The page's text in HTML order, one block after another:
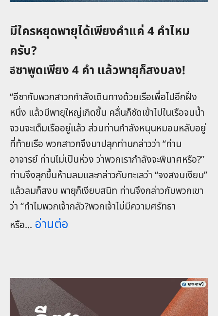
มีใครหยุดพายุได้เพียงคำแค่ 4 คำไหม
ครับ?
อีซาพูดเพียง 4 คำ แล้วพายุก็สงบลง!
“อีซากับพวกสาวกกำลังเดินทางด้วยเรือเพื่อไปอีกฝั่ง
หนึ่ง แล้วมีพายุใหญ่เกิดขึ้น คลื่นก็ซัดเข้าไปในเรือจนน้ำ
จวนจะเต็มเรืออยู่แล้ว ส่วนท่านกำลังหนุนหมอนหลับอยู่
ที่ท้ายเรือ พวกสาวกจึงมาปลุกท่านกล่าวว่า “ท่าน
อาจารย์ ท่านไม่เป็นห่วง ว่าพวกเรากำลังจะพินาศหรือ?”
ท่านจึงลุกขึ้นห้ามลมและกล่าวกับทะเลว่า “จงสงบเงียบ”
แล้วลมก็สงบ พายุก็เงียบสนิท ท่านจึงกล่าวกับพวกเขา
ว่า “ทำไมพวกเจ้ากลัว?พวกเจ้าไม่มีความศรัทธา
หรือ... อ่านต่อ